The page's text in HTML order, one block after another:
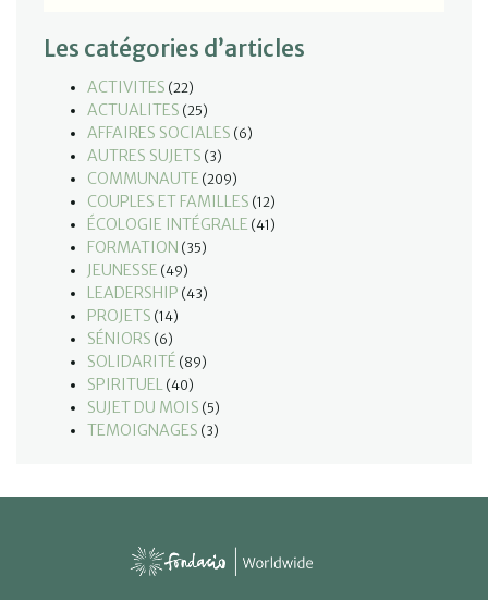
Les catégories d’articles
ACTIVITES (22)
ACTUALITES (25)
AFFAIRES SOCIALES (6)
AUTRES SUJETS (3)
COMMUNAUTE (209)
COUPLES ET FAMILLES (12)
ÉCOLOGIE INTÉGRALE (41)
FORMATION (35)
JEUNESSE (49)
LEADERSHIP (43)
PROJETS (14)
SÉNIORS (6)
SOLIDARITÉ (89)
SPIRITUEL (40)
SUJET DU MOIS (5)
TEMOIGNAGES (3)